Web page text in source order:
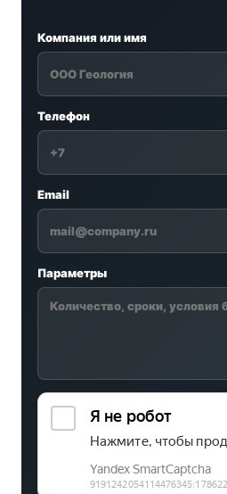
Компания или имя
Телефон
Email
Параметры